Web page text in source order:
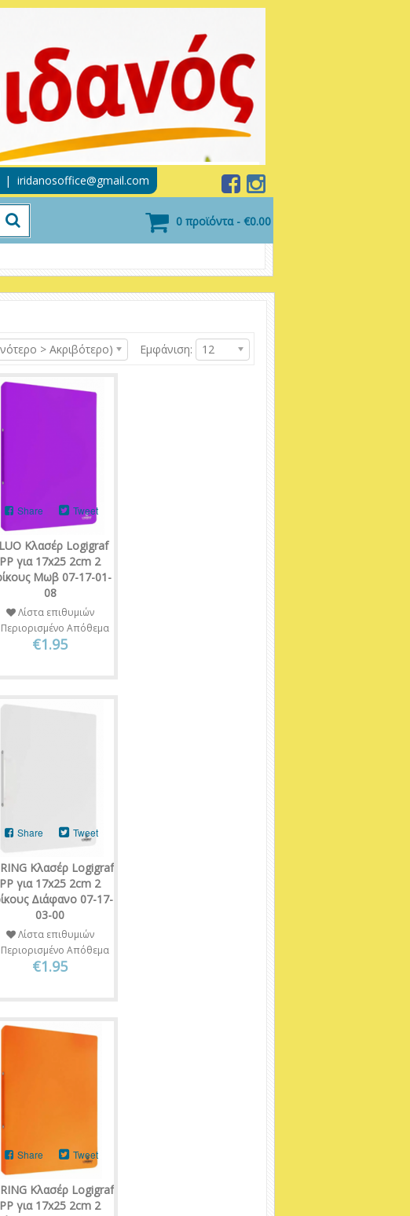
| iridanosoffice@gmail.com
0 προϊόντα - €0.00
Εμφάνιση: 12
> Ακριβότερο)
Κλασέρ Logigraf
PP για 17x25 2cm 2
Μωβ 07-17-01-
08
Share Tweet
Λίστα επιθυμιών
Απόθεμα
€1.95
Κλασέρ Logigraf
PP για 17x25 2cm 2
Διάφανο 07-17-
03-00
Share Tweet
Λίστα επιθυμιών
Απόθεμα
€1.95
Κλασέρ Logigraf
PP για 17x25 2cm 2
Share Tweet